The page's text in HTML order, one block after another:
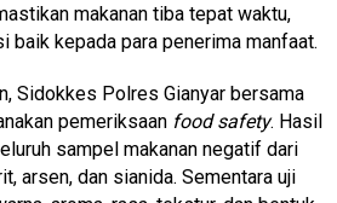
makanan tiba tepat waktu,
baik kepada para penerima manfaat.
Sidokkes Polres Gianyar bersama
pemeriksaan food safety. Hasil
sampel makanan negatif dari
arsen, dan sianida. Sementara uji